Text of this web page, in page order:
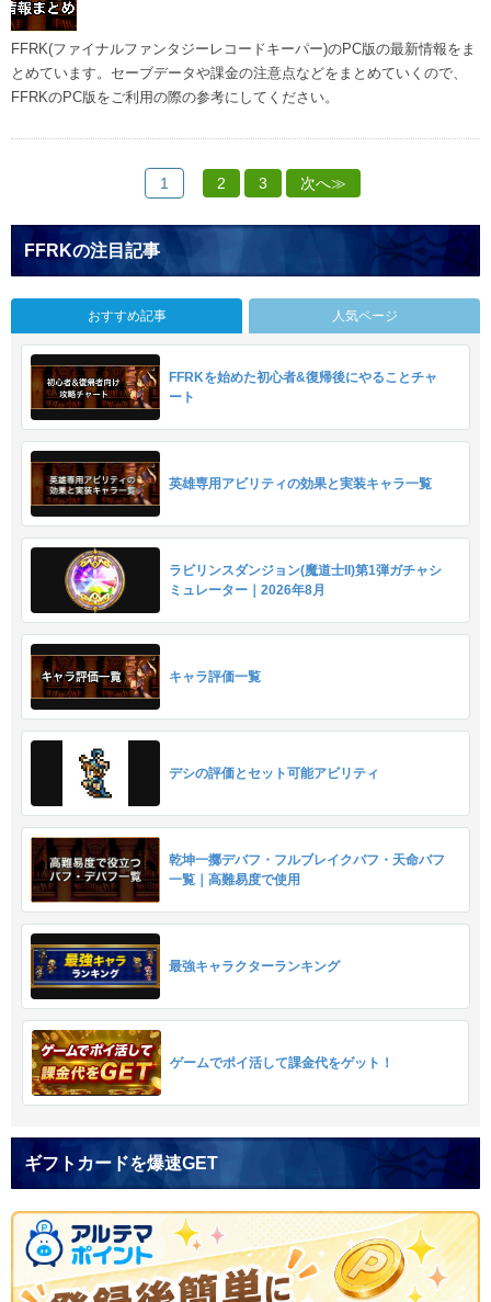
FFRK(ファイナルファンタジーレコードキーパー)のPC版の最新情報をま
とめています。セーブデータや課金の注意点などをまとめていくので、
FFRKのPC版をご利用の際の参考にしてください。
1 2 3 次へ≫
FFRKの注目記事
おすすめ記事 人気ページ
FFRKを始めた初心者&復帰後にやることチャ
ート
英雄専用アビリティの効果と実装キャラ一覧
ラビリンスダンジョン(魔道士II)第1弾ガチャシ
ミュレーター｜2026年8月
キャラ評価一覧
デシの評価とセット可能アビリティ
乾坤一擲デバフ・フルブレイクバフ・天命バフ
一覧｜高難易度で使用
最強キャラクターランキング
ゲームでポイ活して課金代をゲット！
ギフトカードを爆速GET